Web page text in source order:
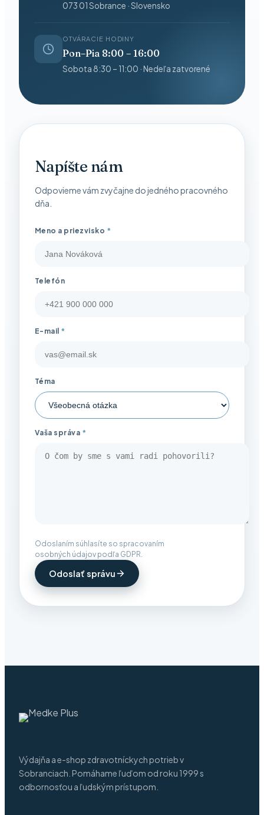
073 01 Sobrance · Slovensko
OTVÁRACIE HODINY
Pon–Pia 8:00 – 16:00
Sobota 8:30 – 11:00 · Nedeľa zatvorené
Napíšte nám
Odpovieme vám zvyčajne do jedného pracovného
dňa.
Meno a priezvisko *
Telefón
E-mail *
Téma
Vaša správa *
Odoslaním súhlasíte so spracovaním
osobných údajov podľa GDPR.
Odoslať správu
Výdajňa a e-shop zdravotníckych potrieb v
Sobranciach. Pomáhame ľuďom od roku 1999 s
odbornosťou a ľudským prístupom.